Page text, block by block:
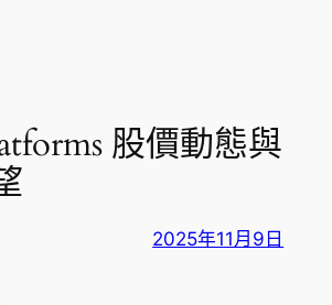
股價動態與
2025年11月9日